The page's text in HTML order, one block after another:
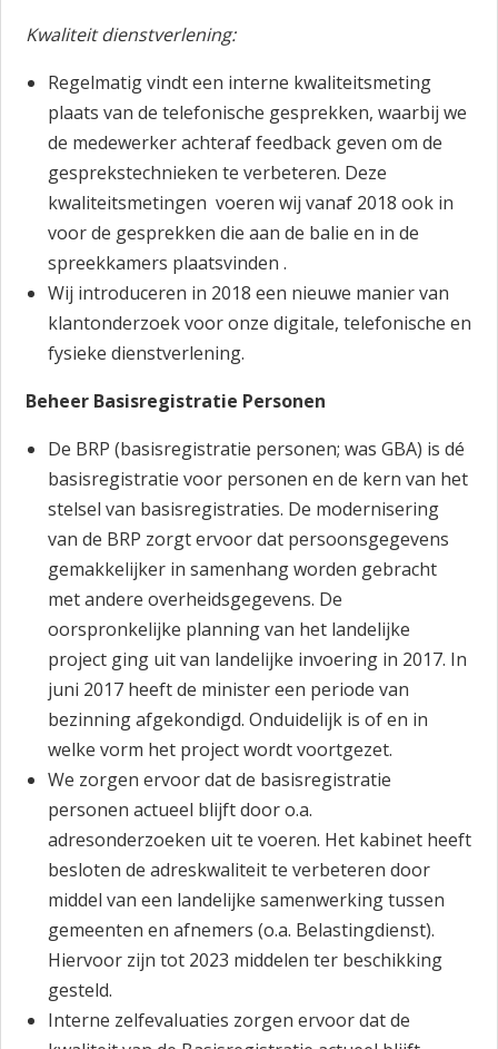
Kwaliteit dienstverlening:
Regelmatig vindt een interne kwaliteitsmeting
plaats van de telefonische gesprekken, waarbij we
de medewerker achteraf feedback geven om de
gesprekstechnieken te verbeteren. Deze
kwaliteitsmetingen voeren wij vanaf 2018 ook in
voor de gesprekken die aan de balie en in de
spreekkamers plaatsvinden .
Wij introduceren in 2018 een nieuwe manier van
klantonderzoek voor onze digitale, telefonische en
fysieke dienstverlening.
Beheer Basisregistratie Personen
De BRP (basisregistratie personen; was GBA) is dé
basisregistratie voor personen en de kern van het
stelsel van basisregistraties. De modernisering
van de BRP zorgt ervoor dat persoonsgegevens
gemakkelijker in samenhang worden gebracht
met andere overheidsgegevens. De
oorspronkelijke planning van het landelijke
project ging uit van landelijke invoering in 2017. In
juni 2017 heeft de minister een periode van
bezinning afgekondigd. Onduidelijk is of en in
welke vorm het project wordt voortgezet.
We zorgen ervoor dat de basisregistratie
personen actueel blijft door o.a.
adresonderzoeken uit te voeren. Het kabinet heeft
besloten de adreskwaliteit te verbeteren door
middel van een landelijke samenwerking tussen
gemeenten en afnemers (o.a. Belastingdienst).
Hiervoor zijn tot 2023 middelen ter beschikking
gesteld.
Interne zelfevaluaties zorgen ervoor dat de